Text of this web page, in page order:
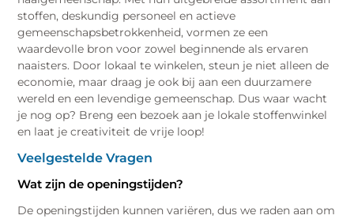
stoffen, deskundig personeel en actieve
gemeenschapsbetrokkenheid, vormen ze een
waardevolle bron voor zowel beginnende als ervaren
naaisters. Door lokaal te winkelen, steun je niet alleen de
economie, maar draag je ook bij aan een duurzamere
wereld en een levendige gemeenschap. Dus waar wacht
je nog op? Breng een bezoek aan je lokale stoffenwinkel
en laat je creativiteit de vrije loop!
Veelgestelde Vragen
Wat zijn de openingstijden?
De openingstijden kunnen variëren, dus we raden aan om